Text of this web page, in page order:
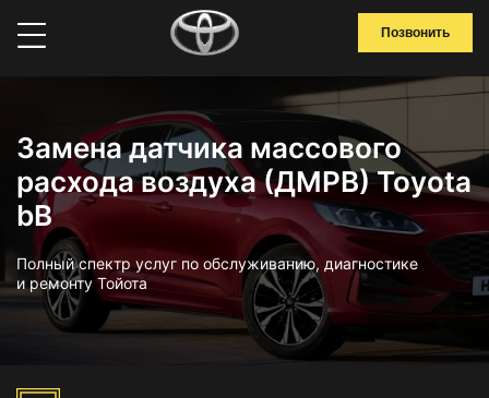
Позвонить
Замена датчика массового
расхода воздуха (ДМРВ) Toyota
bB
Полный спектр услуг по обслуживанию, диагностике
и ремонту Тойота